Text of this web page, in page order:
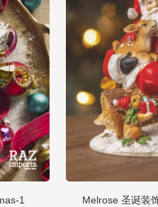
1 Melrose 圣诞装